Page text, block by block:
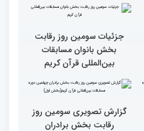
دوره مسابقات بین المللی
قران کریم (بخش دوم)
قاری نیجریایی: نوجوانان
جهان عمل به قرآن را
سرلوحه امور خود قرار دهند